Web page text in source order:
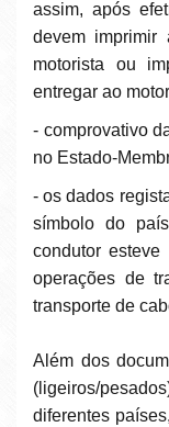
assim, após
devem
motorista ou
entregar ao
- comprovativo das operações de transporte efetuadas
no Estado-
- os dados registados pelo tacógrafo e, em particular, o
símbolo do
condutor
operações de
transporte de
Além dos
(ligeiros/
diferentes